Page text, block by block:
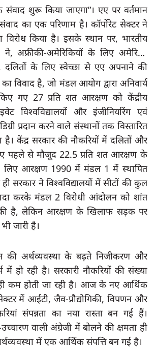
संवाद शुरू किया जाएगा”। एए पर वर्तमान
का एक परिणाम है। कॉर्पोरेट सेक्टर ने
किया है। इसके स्थान पर, भारतीय
ने, अफ्रीकी-अमेरिकियों के लिए अमेरिकी
दलितों के लिए स्वेच्छा से एए अपनाने की
का विवाद है, जो मंडल आयोग द्वारा अनिवार्य
गए 27 प्रति शत आरक्षण को केंद्रीय
विश्वविद्यालयों और इंजीनियरिंग एवं
प्रदान करने वाले संस्थानों तक विस्तारित
केंद्र सरकार की नौकरियों में दलितों और
पहले से मौजूद 22.5 प्रति शत आरक्षण के
आरक्षण 1990 में मंडल 1 में स्थापित
सरकार ने विश्वविद्यालयों में सीटों की कुल
करके मंडल 2 विरोधी आंदोलन को शांत
है, लेकिन आरक्षण के खिलाफ सड़क पर
जारी है।
की अर्थव्यवस्था के बढ़ते निजीकरण और
हो रही है। सरकारी नौकरियों की संख्या
कम होती जा रही है। आज के नए आर्थिक
में आईटी, जैव-प्रौद्योगिकी, विपणन और
संपन्नता का नया रास्ता बन गई हैं।
वाली अंग्रेजी में बोलने की क्षमता ही
में एक आर्थिक संपत्ति बन गई है।